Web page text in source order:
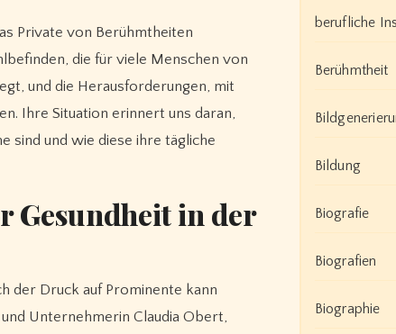
Private von Berühmtheiten
die für viele Menschen von
und die Herausforderungen, mit
Ihre Situation erinnert uns daran,
sind und wie diese ihre tägliche
Gesundheit in der
der Druck auf Prominente kann
Unternehmerin Claudia Obert,
berufliche
Berühmtheit
Bildung
Biografie
Biografien
Biographie